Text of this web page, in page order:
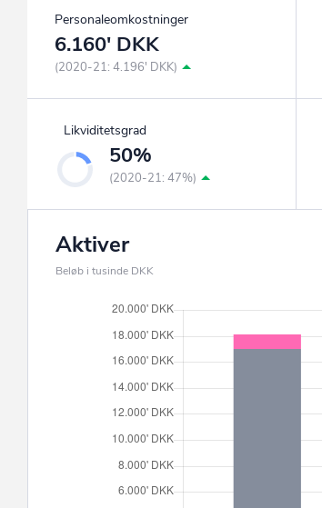
Personaleomkostninger
6.160' DKK
(2020-21: 4.196' DKK)
Likviditetsgrad
50%
(2020-21: 47%)
Aktiver
Beløb i tusinde DKK